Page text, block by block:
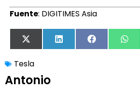
Fuente: DIGITIMES Asia
X
(Twitter)
LinkedIn Facebook
Tesla
Antonio